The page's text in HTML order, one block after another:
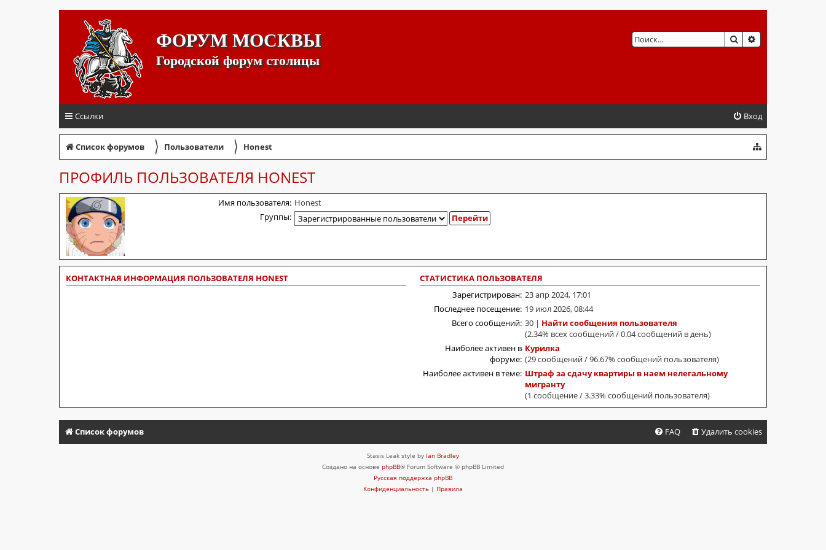
ФОРУМ МОСКВЫ
Городской форум столицы
ПОИСК
Ссылки Вход
Список форумов 〉 Пользователи 〉 Honest
ПРОФИЛЬ ПОЛЬЗОВАТЕЛЯ HONEST
Имя пользователя: Honest
Группы:
КОНТАКТНАЯ ИНФОРМАЦИЯ ПОЛЬЗОВАТЕЛЯ HONEST СТАТИСТИКА ПОЛЬЗОВАТЕЛЯ
Зарегистрирован: 23 апр 2024, 17:01
Последнее посещение: 19 июл 2026, 08:44
Всего сообщений: 30 | Найти сообщения пользователя
(2.34% всех сообщений / 0.04 сообщений в день)
Наиболее активен в
форуме:
Курилка
(29 сообщений / 96.67% сообщений пользователя)
Наиболее активен в теме: Штраф за сдачу квартиры в наем нелегальному
мигранту
(1 сообщение / 3.33% сообщений пользователя)
Список форумов Удалить cookies
FAQ
Stasis Leak style by Ian Bradley
Создано на основе phpBB® Forum Software © phpBB Limited
Русская поддержка phpBB
Конфиденциальность | Правила